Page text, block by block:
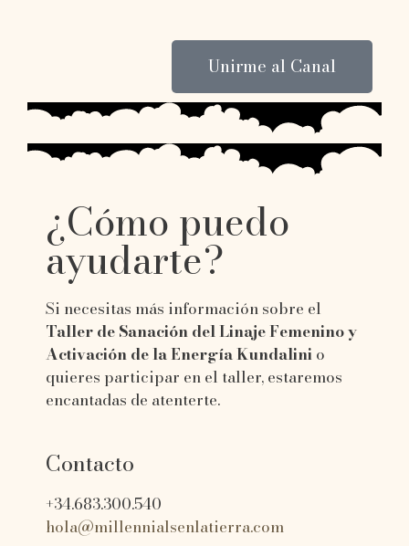
Unirme al Canal
¿Cómo puedo
ayudarte?
Si necesitas más información sobre el
Taller de Sanación del Linaje Femenino y
Activación de la Energía Kundalinio
quieres participar en el taller, estaremos
encantadas de atenterte.
Contacto
+34.683.300.540
hola@millennialsenlatierra.com